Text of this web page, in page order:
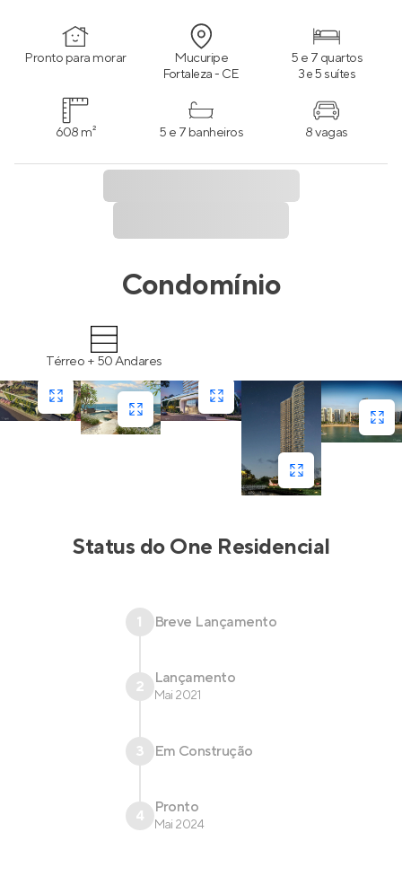
Pronto para morar Mucuripe
Fortaleza - CE
5 e 7 quartos
3 e 5 suítes
608 m² 5 e 7 banheiros 8 vagas
Condomínio
Térreo + 50 Andares
Status doOne Residencial
1 Breve Lançamento
2 Lançamento
Mai 2021
3 Em Construção
4 Pronto
Mai 2024